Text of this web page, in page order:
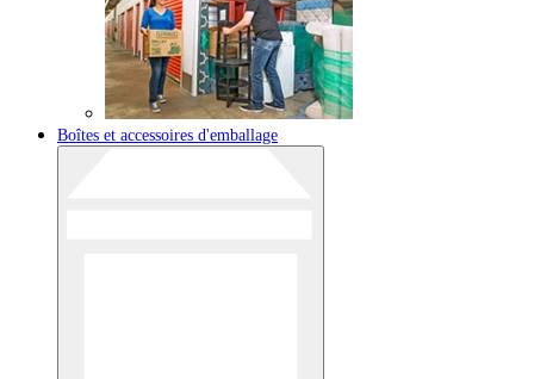
Boîtes et accessoires d'emballage